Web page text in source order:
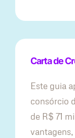
Carta de
Este guia
consórcio
de R$ 71